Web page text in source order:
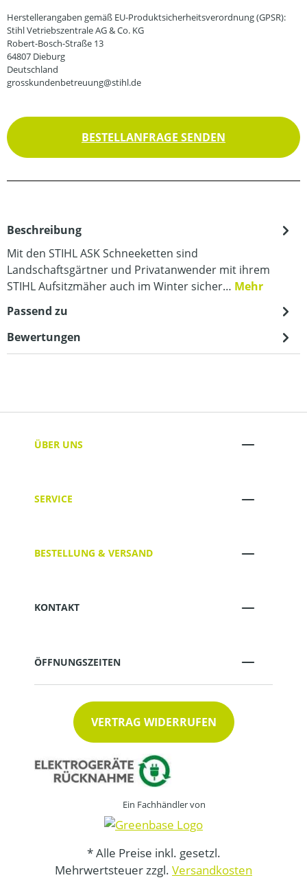
Herstellerangaben gemäß EU-Produktsicherheitsverordnung (GPSR):
Stihl Vetriebszentrale AG & Co. KG
Robert-Bosch-Straße 13
64807 Dieburg
Deutschland
grosskundenbetreuung@stihl.de
BESTELLANFRAGE SENDEN
Beschreibung
Mit den STIHL ASK Schneeketten sind
Landschaftsgärtner und Privatanwender mit ihrem
STIHL Aufsitzmäher auch im Winter sicher… Mehr
Passend zu
Bewertungen
ÜBER UNS
SERVICE
BESTELLUNG & VERSAND
KONTAKT
ÖFFNUNGSZEITEN
VERTRAG WIDERRUFEN
Ein Fachhändler von
* Alle Preise inkl. gesetzl.
Mehrwertsteuer zzgl. Versandkosten